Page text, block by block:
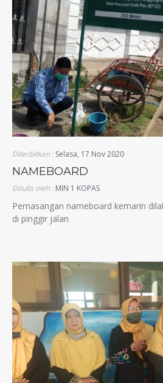
Diterbitkan :Selasa, 17 Nov 2020
NAMEBOARD
Ditulis oleh :MIN 1 KOPAS
Pemasangan nameboard kemarin
di pinggir jalan